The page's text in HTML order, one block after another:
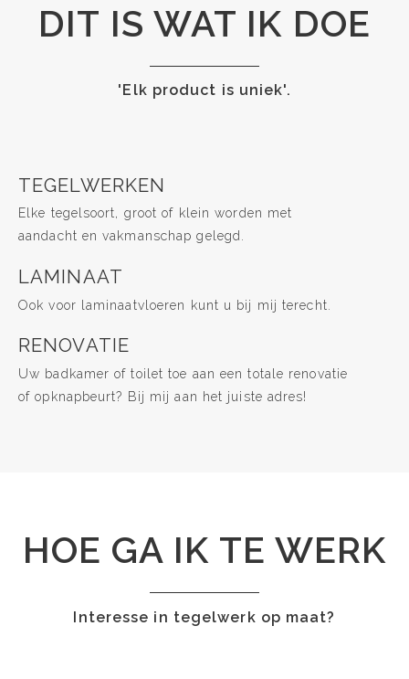
DIT IS WAT IK DOE
'Elk product is uniek'.
TEGELWERKEN
Elke tegelsoort, groot of klein worden met
aandacht en vakmanschap gelegd.
LAMINAAT
Ook voor laminaatvloeren kunt u bij mij terecht.
RENOVATIE
Uw badkamer of toilet toe aan een totale renovatie
of opknapbeurt? Bij mij aan het juiste adres!
HOE GA IK TE WERK
Interesse in tegelwerk op maat?